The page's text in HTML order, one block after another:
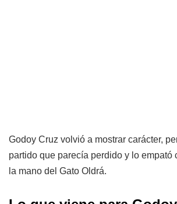
Godoy Cruz volvió a mostrar carácter,
partido que parecía perdido y lo empató
la mano del Gato Oldrá.